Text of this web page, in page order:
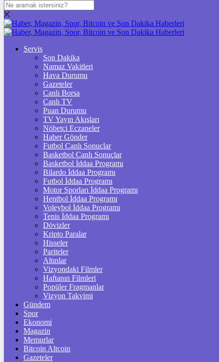
DOLAR
47,7436$% 0.18
% 0.32
STERLİN
% 0.38
GRAM ALTIN
%2,59
ÇEYREK ALTIN
10.903,00%2,54
TAM ALTIN
43.427,00%2,54
%2,39
%-0,14
LİTECOİN
ETHEREUM
Servis
Son Dakika
Namaz Vakitleri
Hava Durumu
Gazeteler
Canlı Borsa
Canlı TV
Puan Durumu
TV Yayın Akışları
Nöbetçi Eczaneler
Haber Gönder
Futbol Canlı Sonuçlar
Basketbol Canlı Sonuçlar
Basketbol İddaa Programı
Bilardo İddaa Programı
Futbol İddaa Programı
Motor Sporları İddaa Programı
Hentbol İddaa Programı
Voleybol İddaa Programı
Tenis İddaa Programı
Dövizler
Kripto Paralar
Hisseler
Pariteler
Altınlar
Vizyondaki Filmler
Haftanın Filmleri
Popüler Fragmanlar
Vizyon Takvimi
Gündem
Spor
Ekonomi
Magazin
Memurlar
Bitcoin Altcoin
Gazeteler